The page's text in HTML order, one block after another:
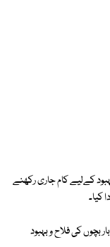
کےلیے کام جاری رکھنے
کیا۔
کی فلاح و بہبود